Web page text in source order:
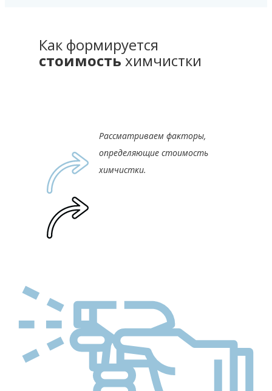
Как формируется
стоимостьхимчистки
Рассматриваем факторы,
определяющие стоимость
химчистки.